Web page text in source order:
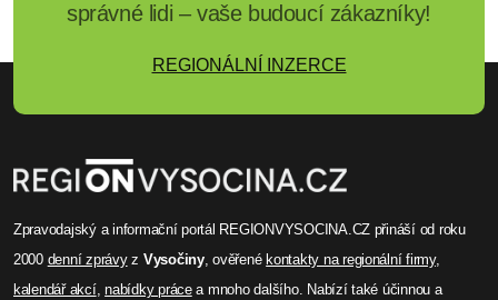
správné lidi – vaše budoucí zákazníky!
REGIONÁLNÍ INZERCE
Zpravodajský a informační portál REGIONVYSOCINA.CZ přináší od roku
2000 denní zprávyz Vysočiny, ověřené kontakty na regionální firmy,
kalendář akcí,nabídky prácea mnoho dalšího. Nabízí také účinnou a